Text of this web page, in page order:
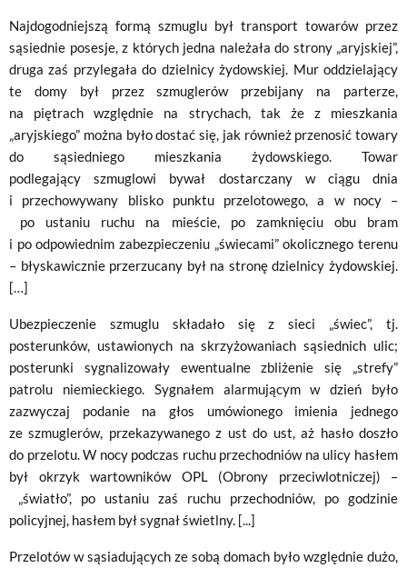
Najdogodniejszą formą szmuglu był transport towarów przez
sąsiednie posesje, z których jedna należała do strony „aryjskiej”,
druga zaś przylegała do dzielnicy żydowskiej. Mur oddzielający
te domy był przez szmuglerów przebijany na parterze,
na piętrach względnie na strychach, tak że z mieszkania
„aryjskiego” można było dostać się, jak również przenosić towary
do sąsiedniego mieszkania żydowskiego. Towar
podlegający szmuglowi bywał dostarczany w ciągu dnia
i przechowywany blisko punktu przelotowego, a w nocy –
po ustaniu ruchu na mieście, po zamknięciu obu bram
i po odpowiednim zabezpieczeniu „świecami” okolicznego terenu
– błyskawicznie przerzucany był na stronę dzielnicy żydowskiej.
[…]
Ubezpieczenie szmuglu składało się z sieci „świec”, tj.
posterunków, ustawionych na skrzyżowaniach sąsiednich ulic;
posterunki sygnalizowały ewentualne zbliżenie się „strefy”
patrolu niemieckiego. Sygnałem alarmującym w dzień było
zazwyczaj podanie na głos umówionego imienia jednego
ze szmuglerów, przekazywanego z ust do ust, aż hasło doszło
do przelotu. W nocy podczas ruchu przechodniów na ulicy hasłem
był okrzyk wartowników OPL (Obrony przeciwlotniczej) –
„światło”, po ustaniu zaś ruchu przechodniów, po godzinie
policyjnej, hasłem był sygnał świetlny. [...]
Przelotów w sąsiadujących ze sobą domach było względnie dużo,